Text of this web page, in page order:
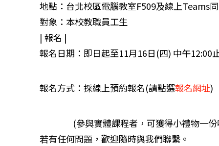
地點：台北校區電腦教室F509及線上Teams
對象：本校教職員工生
| 報名 |
報名日期：即日起至11月16日(四) 中午12:00
報名方式：採線上預約報名(請點選報名網址)
(參與實體課程者，可獲得小禮物一份
若有任何問題，歡迎隨時與我們聯繫。